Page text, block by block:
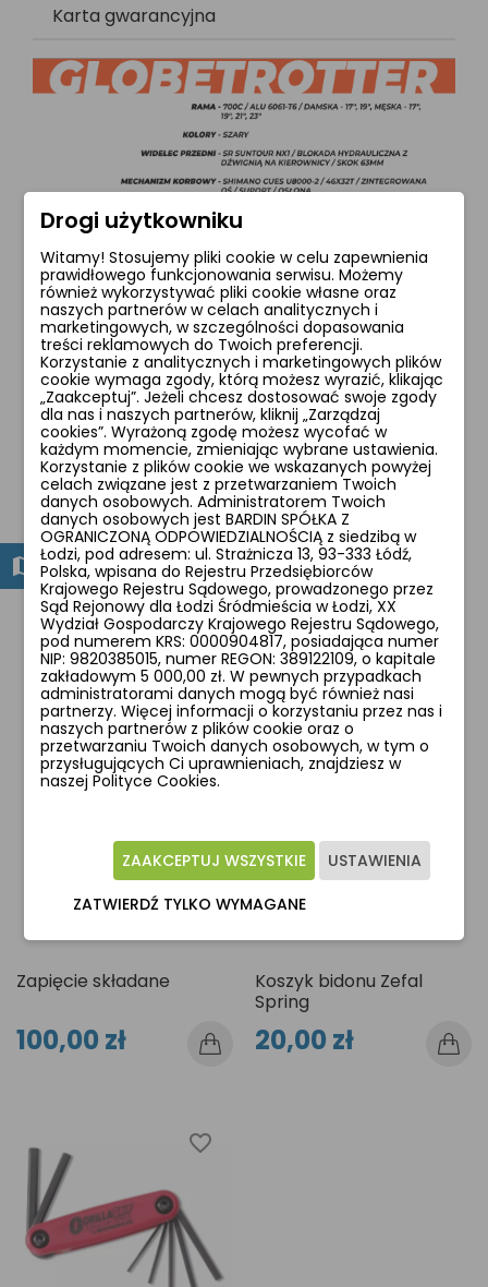
Karta gwarancyjna
Zobacz także
favorite_border
Zapięcie składane
100,00 zł
Koszyk bidonu Zefal
Spring
20,00 zł
favorite_border
Drogi użytkowniku
Witamy! Stosujemy pliki cookie w celu zapewnienia
prawidłowego funkcjonowania serwisu. Możemy
również wykorzystywać pliki cookie własne oraz
naszych partnerów w celach analitycznych i
marketingowych, w szczególności dopasowania
treści reklamowych do Twoich preferencji.
Korzystanie z analitycznych i marketingowych plików
cookie wymaga zgody, którą możesz wyrazić, klikając
„Zaakceptuj”. Jeżeli chcesz dostosować swoje zgody
dla nas i naszych partnerów, kliknij „Zarządzaj
cookies”. Wyrażoną zgodę możesz wycofać w
każdym momencie, zmieniając wybrane ustawienia.
Korzystanie z plików cookie we wskazanych powyżej
celach związane jest z przetwarzaniem Twoich
danych osobowych. Administratorem Twoich
danych osobowych jest BARDIN SPÓŁKA Z
OGRANICZONĄ ODPOWIEDZIALNOŚCIĄ z siedzibą w
Łodzi, pod adresem: ul. Strażnicza 13, 93-333 Łódź,
Polska, wpisana do Rejestru Przedsiębiorców
Krajowego Rejestru Sądowego, prowadzonego przez
Sąd Rejonowy dla Łodzi Śródmieścia w Łodzi, XX
Wydział Gospodarczy Krajowego Rejestru Sądowego,
pod numerem KRS: 0000904817, posiadająca numer
NIP: 9820385015, numer REGON: 389122109, o kapitale
zakładowym 5 000,00 zł. W pewnych przypadkach
administratorami danych mogą być również nasi
partnerzy. Więcej informacji o korzystaniu przez nas i
naszych partnerów z plików cookie oraz o
przetwarzaniu Twoich danych osobowych, w tym o
przysługujących Ci uprawnieniach, znajdziesz w
naszej Polityce Cookies.
USTAWIENIA
ZAAKCEPTUJ WSZYSTKIE
ZATWIERDŹ TYLKO WYMAGANE